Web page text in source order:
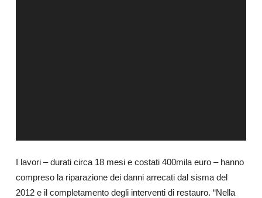
I lavori – durati circa 18 mesi e costati 400mila euro – hanno
compreso la riparazione dei danni arrecati dal sisma del
2012 e il completamento degli interventi di restauro. “Nella